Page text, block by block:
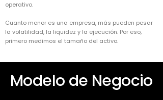
operativo.
Cuanto menor es una empresa, más pueden pesar
la volatilidad, la liquidez y la ejecución. Por eso,
primero medimos el tamaño del activo.
Modelo de Negocio